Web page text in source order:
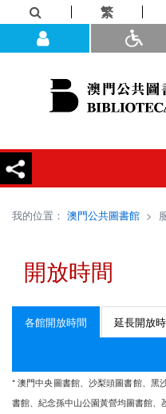
繁
我的位置： 澳門公共圖書館 >
開放時間
各館開放時間 延長開放
* 澳門中央圖書館、沙梨頭圖書館、黑
書館、紀念孫中山公園黃營均圖書館